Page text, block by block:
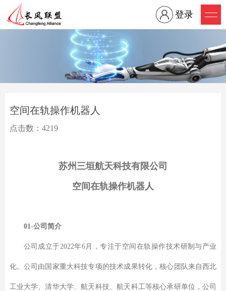
登录
空间在轨操作机器人
点击数：4219
苏州三垣航天科技有限公司
空间在轨操作机器人
01-公司简介
公司成立于2022年6月，专注于空间在轨操作技术研制与产业
化。公司由国家重大科技专项的技术成果转化，核心团队来自西北
工业大学、清华大学、航天科技、航天科工等核心承研单位，公司